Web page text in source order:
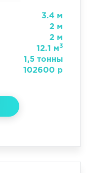
3.4 м
2 м
2 м
12.1 м3
1,5 тонны
102600 р